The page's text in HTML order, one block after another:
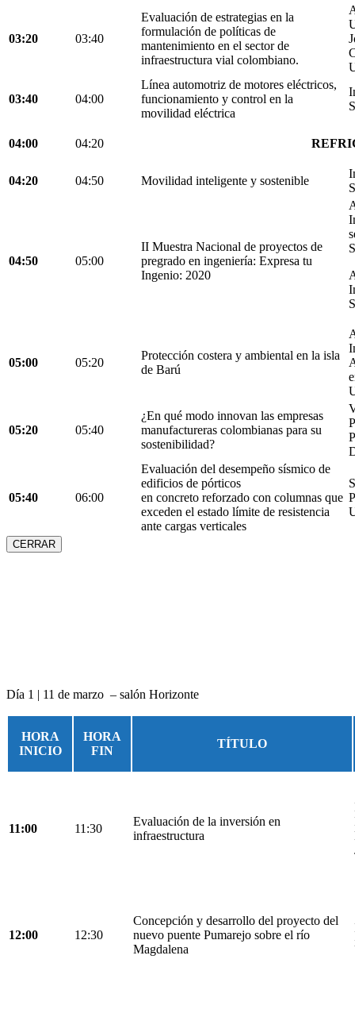
03:20 03:40
Evaluación de estrategias en la
formulación de políticas de
mantenimiento en el sector de
infraestructura vial colombiano.
03:40 04:00
Línea automotriz de motores eléctricos,
funcionamiento y control en la
movilidad eléctrica
04:00 04:20
04:20 04:50 Movilidad inteligente y sostenible
04:50 05:00
II Muestra Nacional de proyectos de
pregrado en ingeniería: Expresa tu
Ingenio: 2020
05:00 05:20
Protección costera y ambiental en la isla
de Barú
05:20 05:40
¿En qué modo innovan las empresas
manufactureras colombianas para su
sostenibilidad?
05:40 06:00
Evaluación del desempeño sísmico de
edificios de pórticos
en concreto reforzado con columnas que
exceden el estado límite de resistencia
ante cargas verticales
CERRAR
Día 1 | 11 de marzo – salón Horizonte
HORA
INICIO
HORA
FIN
TÍTULO
11:00 11:30
Evaluación de la inversión en
infraestructura
12:00 12:30
Concepción y desarrollo del proyecto del
nuevo puente Pumarejo sobre el río
Magdalena